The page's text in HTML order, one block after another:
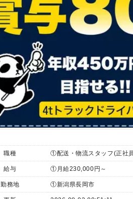
職種 ①配送・物流スタッフ(正社
給与 ①月給230,000円～
勤務地 ①新潟県長岡市